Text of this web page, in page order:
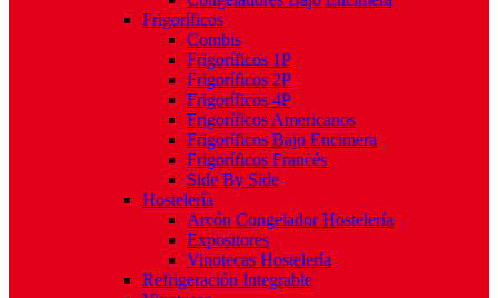
Frigoríficos
Combis
Frigoríficos 1P
Frigoríficos 2P
Frigoríficos 4P
Frigoríficos Americanos
Frigoríficos Bajo Encimera
Frigoríficos Francés
Side By Side
Hostelería
Arcón Congelador Hostelería
Expositores
Vinotecas Hostelería
Refrigeración Integrable